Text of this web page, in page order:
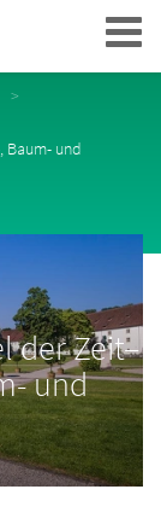
Baum- und
der Zeit–
und